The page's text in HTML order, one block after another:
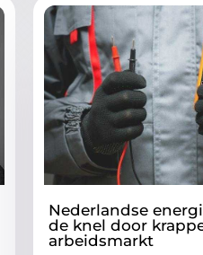
Nederlandse
de knel door
arbeidsmarkt